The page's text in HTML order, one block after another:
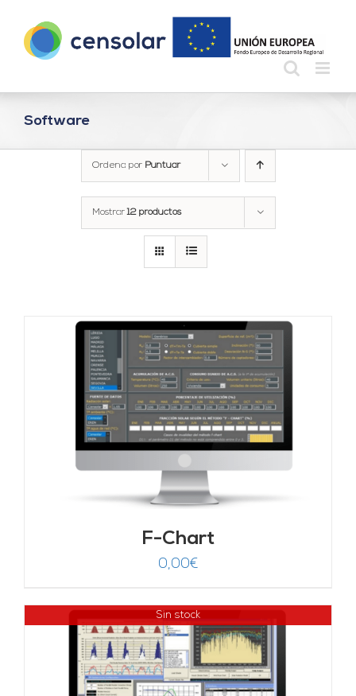
contenido
Software
Ordena por Puntuar
Mostrar12 productos
F-Chart
0,00€
Sin stock